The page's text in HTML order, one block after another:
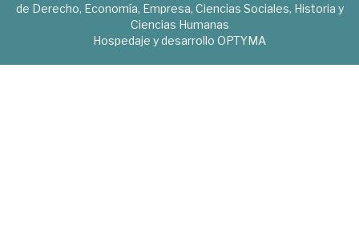
de Derecho, Economía, Empresa, Ciencias Sociales, Historia y
Ciencias Humanas
Hospedaje y desarrollo OPTYMA